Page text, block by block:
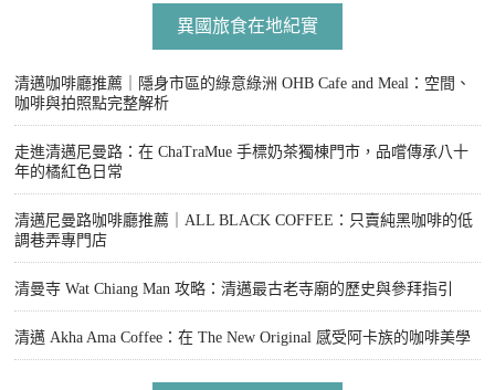
異國旅食在地紀實
清邁咖啡廳推薦｜隱身市區的綠意綠洲 OHB Cafe and Meal：空間、
咖啡與拍照點完整解析
走進清邁尼曼路：在 ChaTraMue 手標奶茶獨棟門市，品嚐傳承八十
年的橘紅色日常
清邁尼曼路咖啡廳推薦｜ALL BLACK COFFEE：只賣純黑咖啡的低
調巷弄專門店
清曼寺 Wat Chiang Man 攻略：清邁最古老寺廟的歷史與參拜指引
清邁 Akha Ama Coffee：在 The New Original 感受阿卡族的咖啡美學